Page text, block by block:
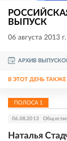
ВЫПУСК
06 августа 2013
АРХИВ
В ЭТОТ ДЕНЬ
ПОЛОСА 1
06.08.2013
Наталья